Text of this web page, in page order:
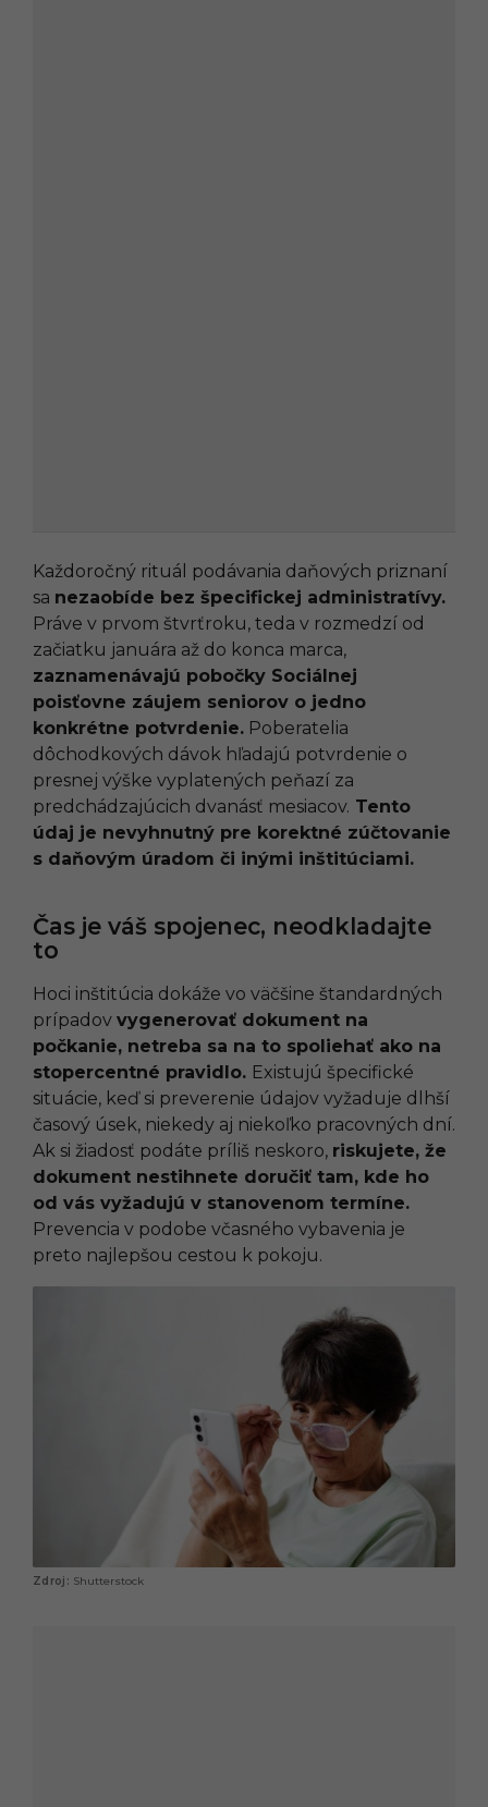
Každoročný rituál podávania daňových priznaní
sa nezaobíde bez špecifickej administratívy.
Práve v prvom štvrťroku, teda v rozmedzí od
začiatku januára až do konca marca,
zaznamenávajú pobočky Sociálnej
poisťovne záujem seniorov o jedno
konkrétne potvrdenie. Poberatelia
dôchodkových dávok hľadajú potvrdenie o
presnej výške vyplatených peňazí za
predchádzajúcich dvanásť mesiacov. Tento
údaj je nevyhnutný pre korektné zúčtovanie
s daňovým úradom či inými inštitúciami.
Čas je váš spojenec, neodkladajte
to
Hoci inštitúcia dokáže vo väčšine štandardných
prípadov vygenerovať dokument na
počkanie, netreba sa na to spoliehať ako na
stopercentné pravidlo. Existujú špecifické
situácie, keď si preverenie údajov vyžaduje dlhší
časový úsek, niekedy aj niekoľko pracovných dní.
Ak si žiadosť podáte príliš neskoro, riskujete, že
dokument nestihnete doručiť tam, kde ho
od vás vyžadujú v stanovenom termíne.
Prevencia v podobe včasného vybavenia je
preto najlepšou cestou k pokoju.
Shutterstock